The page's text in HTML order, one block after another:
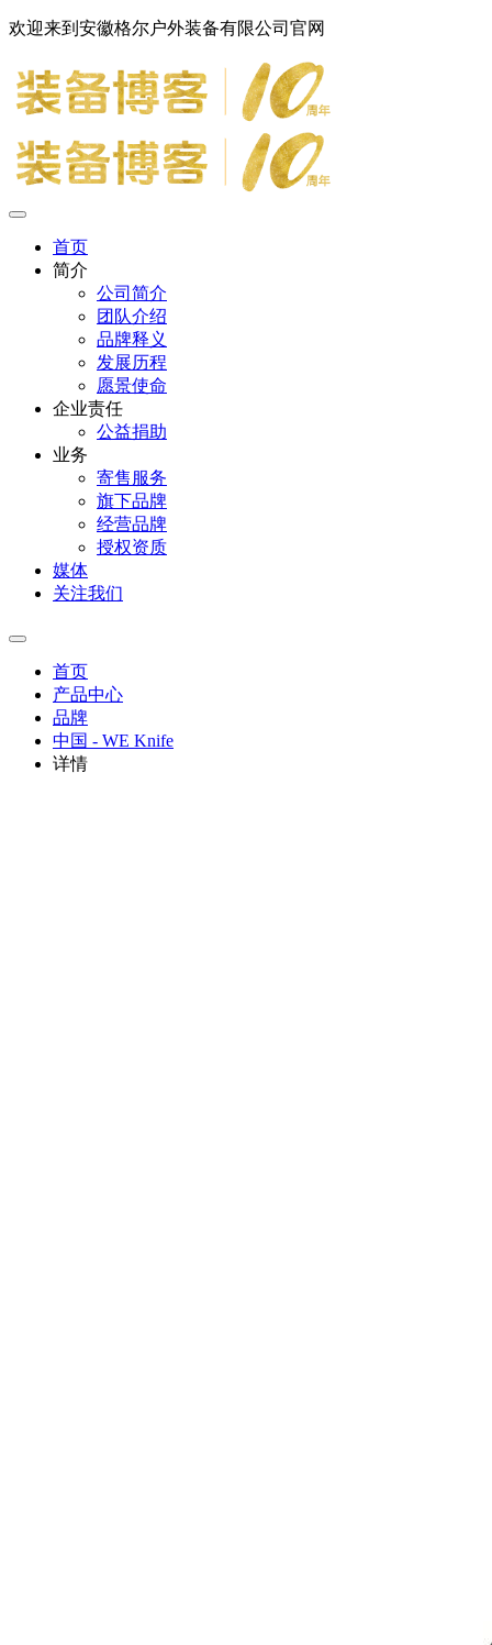
欢迎来到安徽格尔户外装备有限公司官网
首页
简介
公司简介
团队介绍
品牌释义
发展历程
愿景使命
企业责任
公益捐助
业务
寄售服务
旗下品牌
经营品牌
授权资质
媒体
关注我们
首页
产品中心
品牌
中国 - WE Knife
详情